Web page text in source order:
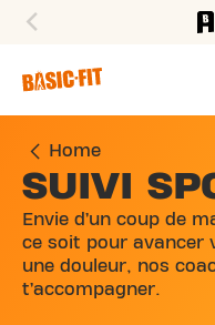
Home
SUIVI
Envie d’un coup de
ce soit pour avancer
une douleur, nos
t’accompagner.